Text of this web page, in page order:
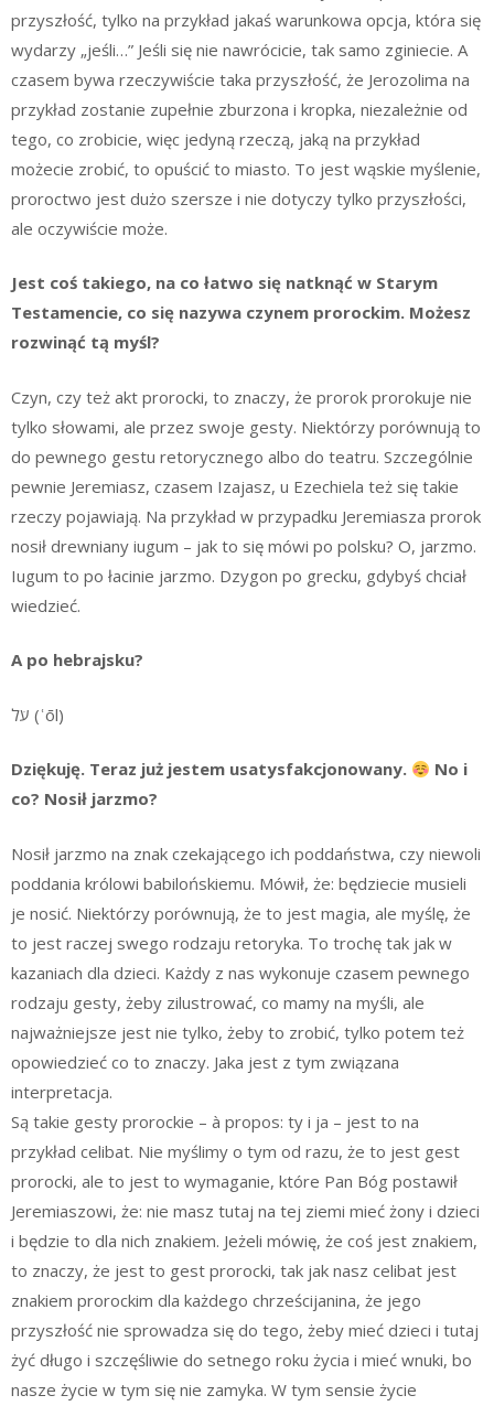
przyszłość, tylko na przykład jakaś warunkowa opcja, która się
wydarzy „jeśli…” Jeśli się nie nawrócicie, tak samo zginiecie. A
czasem bywa rzeczywiście taka przyszłość, że Jerozolima na
przykład zostanie zupełnie zburzona i kropka, niezależnie od
tego, co zrobicie, więc jedyną rzeczą, jaką na przykład
możecie zrobić, to opuścić to miasto. To jest wąskie myślenie,
proroctwo jest dużo szersze i nie dotyczy tylko przyszłości,
ale oczywiście może.
Jest coś takiego, na co łatwo się natknąć w Starym
Testamencie, co się nazywa czynem prorockim. Możesz
rozwinąć tą myśl?
Czyn, czy też akt prorocki, to znaczy, że prorok prorokuje nie
tylko słowami, ale przez swoje gesty. Niektórzy porównują to
do pewnego gestu retorycznego albo do teatru. Szczególnie
pewnie Jeremiasz, czasem Izajasz, u Ezechiela też się takie
rzeczy pojawiają. Na przykład w przypadku Jeremiasza prorok
nosił drewniany iugum – jak to się mówi po polsku? O, jarzmo.
Iugum to po łacinie jarzmo. Dzygon po grecku, gdybyś chciał
wiedzieć.
A po hebrajsku?
עֹל (ʿōl)
Dziękuję. Teraz już jestem usatysfakcjonowany.
No i
co? Nosił jarzmo?
Nosił jarzmo na znak czekającego ich poddaństwa, czy niewoli
poddania królowi babilońskiemu. Mówił, że: będziecie musieli
je nosić. Niektórzy porównują, że to jest magia, ale myślę, że
to jest raczej swego rodzaju retoryka. To trochę tak jak w
kazaniach dla dzieci. Każdy z nas wykonuje czasem pewnego
rodzaju gesty, żeby zilustrować, co mamy na myśli, ale
najważniejsze jest nie tylko, żeby to zrobić, tylko potem też
opowiedzieć co to znaczy. Jaka jest z tym związana
interpretacja.
Są takie gesty prorockie – à propos: ty i ja – jest to na
przykład celibat. Nie myślimy o tym od razu, że to jest gest
prorocki, ale to jest to wymaganie, które Pan Bóg postawił
Jeremiaszowi, że: nie masz tutaj na tej ziemi mieć żony i dzieci
i będzie to dla nich znakiem. Jeżeli mówię, że coś jest znakiem,
to znaczy, że jest to gest prorocki, tak jak nasz celibat jest
znakiem prorockim dla każdego chrześcijanina, że jego
przyszłość nie sprowadza się do tego, żeby mieć dzieci i tutaj
żyć długo i szczęśliwie do setnego roku życia i mieć wnuki, bo
nasze życie w tym się nie zamyka. W tym sensie życie